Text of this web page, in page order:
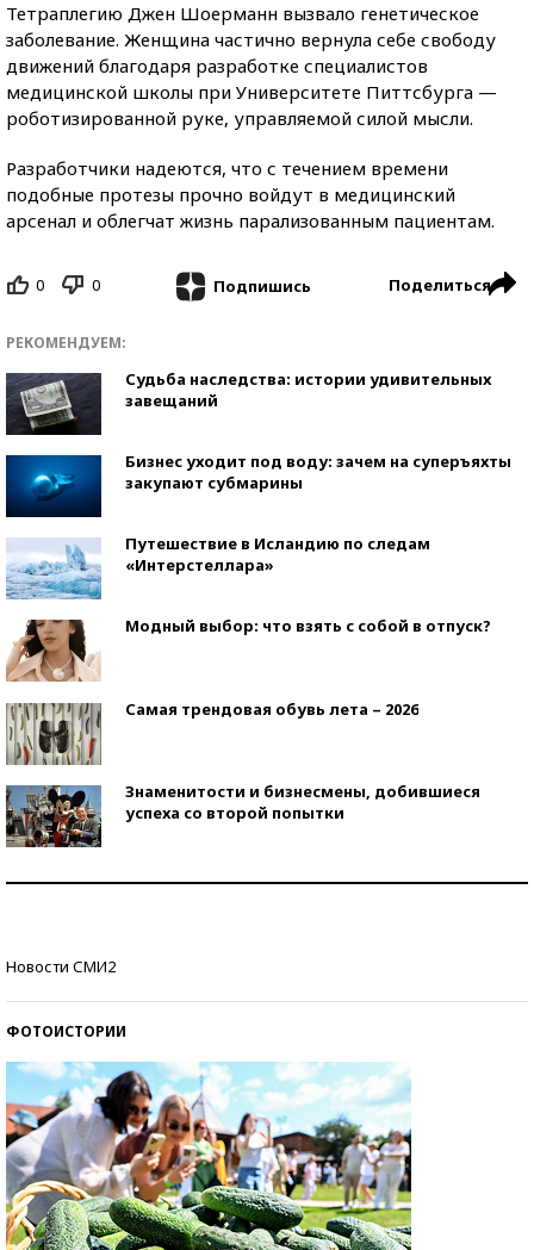
Тетраплегию Джен Шоерманн вызвало генетическое
заболевание. Женщина частично вернула себе свободу
движений благодаря разработке специалистов
медицинской школы при Университете Питтсбурга —
роботизированной руке, управляемой силой мысли.
Разработчики надеются, что с течением времени
подобные протезы прочно войдут в медицинский
арсенал и облегчат жизнь парализованным пациентам.
0 0 Подпишись Поделиться
РЕКОМЕНДУЕМ:
Судьба наследства: истории удивительных
завещаний
Бизнес уходит под воду: зачем на суперъяхты
закупают субмарины
Путешествие в Исландию по следам
«Интерстеллара»
Модный выбор: что взять с собой в отпуск?
Самая трендовая обувь лета – 2026
Знаменитости и бизнесмены, добившиеся
успеха со второй попытки
Новости СМИ2
ФОТОИСТОРИИ